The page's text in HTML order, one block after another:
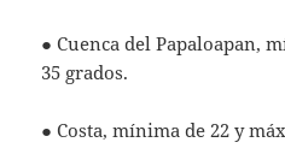
● Cuenca del Papaloapan,
35 grados.
● Costa, mínima de 22 y